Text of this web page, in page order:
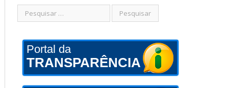
Portal da
TRANSPARÊNCIA